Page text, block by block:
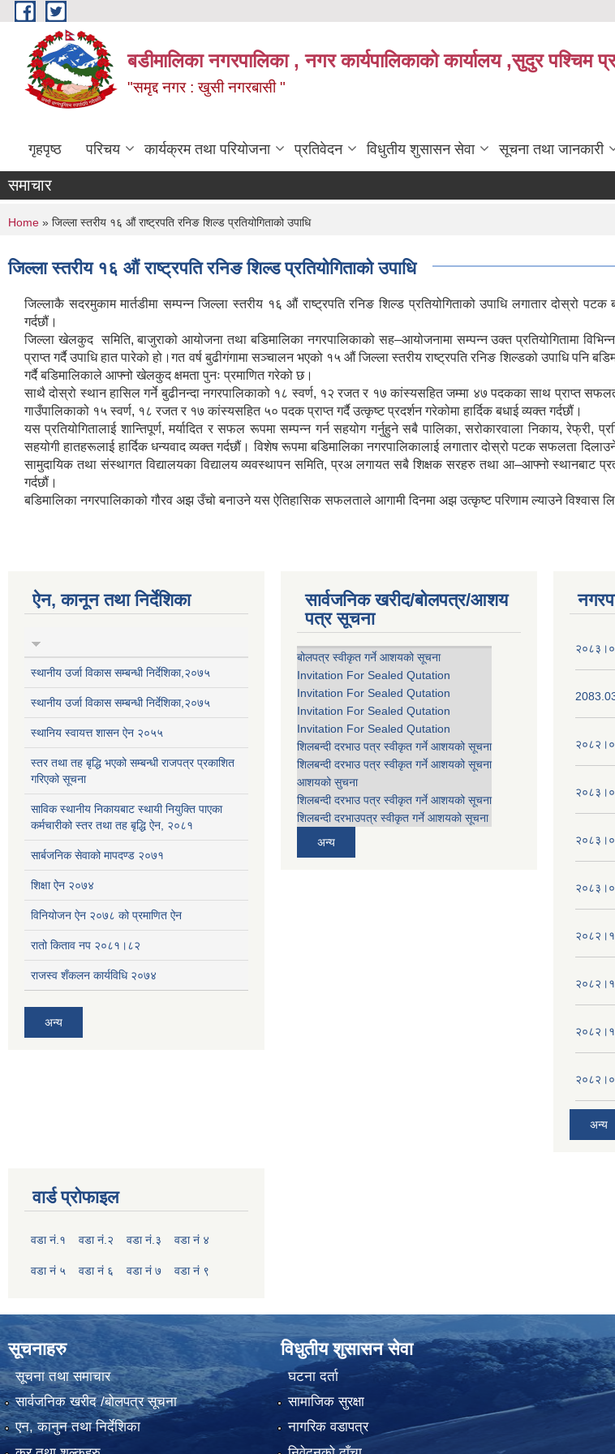
Skip to main content
बडीमालिका नगरपालिका , नगर कार्यपालिकाको कार्यालय ,सुदुर पश्चिम
"समृद्द नगर : खुसी नगरबासी "
गृहपृष्ठ परिचय कार्यक्रम तथा परियोजना प्रतिवेदन विधुतीय शुसासन सेवा सूचना तथा जानकारी
समाचार
You are here
Home » जिल्ला स्तरीय १६ औं राष्ट्रपति रनिङ शिल्ड प्रतियोगिताको उपाधि
जिल्ला स्तरीय १६ औं राष्ट्रपति रनिङ शिल्ड प्रतियोगिताको उपाधि
जिल्लाकै सदरमुकाम मार्तडीमा सम्पन्न जिल्ला स्तरीय १६ औं राष्ट्रपति रनिङ शिल्ड प्रतियोगिताको उपाधि लगातार दोस्रो
गर्दछौं।
जिल्ला खेलकुद समिति, बाजुराको आयोजना तथा बडिमालिका नगरपालिकाको सह–आयोजनामा सम्पन्न उक्त प्रतियोगितामा
प्राप्त गर्दै उपाधि हात पारेको हो।गत वर्ष बुढीगंगामा सञ्चालन भएको १५ औं जिल्ला स्तरीय राष्ट्रपति रनिङ शिल्डको उपाधि
गर्दै बडिमालिकाले आफ्नो खेलकुद क्षमता पुनः प्रमाणित गरेको छ।
साथै दोस्रो स्थान हासिल गर्ने बुढीनन्दा नगरपालिकाको १८ स्वर्ण, १२ रजत र १७ कांस्यसहित जम्मा ४७ पदकका साथ प्राप्त
गाउँपालिकाको १५ स्वर्ण, १८ रजत र १७ कांस्यसहित ५० पदक प्राप्त गर्दै उत्कृष्ट प्रदर्शन गरेकोमा हार्दिक बधाई व्यक्त गर्दछौं।
यस प्रतियोगितालाई शान्तिपूर्ण, मर्यादित र सफल रूपमा सम्पन्न गर्न सहयोग गर्नुहुने सबै पालिका, सरोकारवाला निकाय, रेफ्री,
सहयोगी हातहरूलाई हार्दिक धन्यवाद व्यक्त गर्दछौं। विशेष रूपमा बडिमालिका नगरपालिकालाई लगातार दोस्रो पटक सफलता
सामुदायिक तथा संस्थागत विद्यालयका विद्यालय व्यवस्थापन समिति, प्रअ लगायत सबै शिक्षक सरहरु तथा आ–आफ्नो स्थानबाट
गर्दछौं।
बडिमालिका नगरपालिकाको गौरव अझ उँचो बनाउने यस ऐतिहासिक सफलताले आगामी दिनमा अझ उत्कृष्ट परिणाम ल्याउने विश्वास
ऐन, कानून तथा निर्देशिका
स्थानीय उर्जा विकास सम्बन्धी निर्देशिका,२०७५
स्थानीय उर्जा विकास सम्बन्धी निर्देशिका,२०७५
स्थानिय स्वायत्त शासन ऐन २०५५
स्तर तथा तह बृद्धि भएको सम्बन्धी राजपत्र प्रकाशित
गरिएको सूचना
साविक स्थानीय निकायबाट स्थायी नियुक्ति पाएका
कर्मचारीको स्तर तथा तह बृद्धि ऐन, २०८१
सार्बजनिक सेवाको मापदण्ड २०७१
शिक्षा ऐन २०७४
विनियोजन ऐन २०७८ को प्रमाणित ऐन
रातो किताव नप २०८१।८२
राजस्व शँकलन कार्यविधि २०७४
अन्य
सार्वजनिक खरीद/बोलपत्र/आशय
पत्र सूचना
बोलपत्र स्वीकृत गर्ने आशयको सूचना
Invitation For Sealed Qutation
Invitation For Sealed Qutation
Invitation For Sealed Qutation
Invitation For Sealed Qutation
शिलबन्दी दरभाउ पत्र स्वीकृत गर्ने आशयको सूचना
शिलबन्दी दरभाउ पत्र स्वीकृत गर्ने आशयको सूचना
आशयको सुचना
शिलबन्दी दरभाउ पत्र स्वीकृत गर्ने आशयको सूचना
शिलबन्दी दरभाउपत्र स्वीकृत गर्ने आशयको सूचना
अन्य
अन्य
वार्ड प्रोफाइल
वडा नं.१ वडा नं.२ वडा नं.३ वडा नं ४
वडा नं ५ वडा नं ६ वडा नं ७ वडा नं ९
सूचनाहरु
सूचना तथा समाचार
सार्वजनिक खरीद /बोलपत्र सूचना
एन, कानुन तथा निर्देशिका
विधुतीय शुसासन सेवा
घटना दर्ता
सामाजिक सुरक्षा
नागरिक वडापत्र